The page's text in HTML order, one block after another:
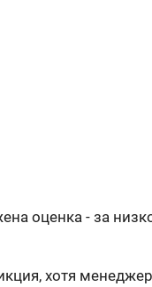
оценка - за
хотя